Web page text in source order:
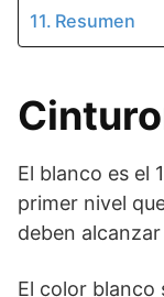
Resumen
El blanco es el
primer nivel
deben
El color blanco